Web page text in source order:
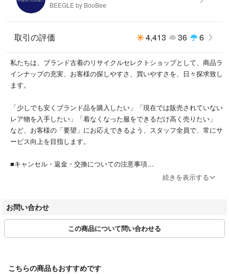
BEEGLE by BooBee
取引の評価 4,413 36 6
私たちは、ブランド古着のリサイクルセレクトショップとして、商品ラ
インナップの充実、お客様の探しやすさ、買いやすさを、日々探求致し
ます。
「少しでも安くブランド品を購入したい」「現在では販売されていない
レア物を入手したい」「着なくなった服をできるだけ高く売りたい」
など、お客様の「要望」にお応えできるよう、スタッフ全員で、常にサ
ービス向上を目指します。
■キャンセル・返金・交換についての注意事項
●商品の返品・交換等は原則的にお受付けできません。あらかじめご了
●偽物は一切取り扱っておりません。
●当店の商品は厳正な商品チェックの上、シミ・汚れ・ダメージ等の欠
陥がある場合は備考欄に明記しております。
す。
続きを表示する
お問い合わせ
この商品について問い合わせる
こちらの商品もおすすめです